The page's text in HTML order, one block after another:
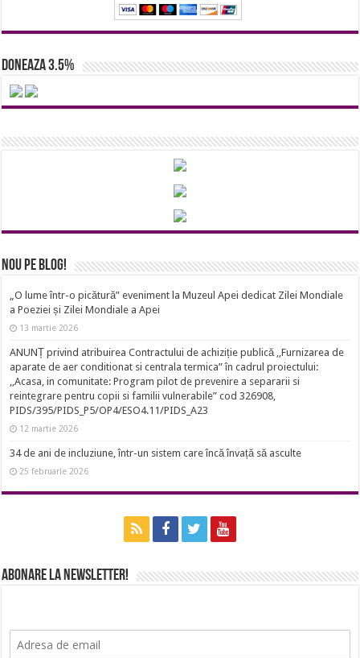
Doneaza 3.5%
Nou pe Blog!
„O lume într-o picătură” eveniment la Muzeul Apei dedicat Zilei Mondiale
a Poeziei și Zilei Mondiale a Apei
13 martie 2026
ANUNȚ privind atribuirea Contractului de achiziție publică ,,Furnizarea de
aparate de aer conditionat si centrala termica” în cadrul proiectului:
,,Acasa, in comunitate: Program pilot de prevenire a separarii si
reintegrare pentru copii si familii vulnerabile” cod 326908,
PIDS/395/PIDS_P5/OP4/ESO4.11/PIDS_A23
12 martie 2026
34 de ani de incluziune, într-un sistem care încă învață să asculte
25 februarie 2026
Abonare la newsletter!